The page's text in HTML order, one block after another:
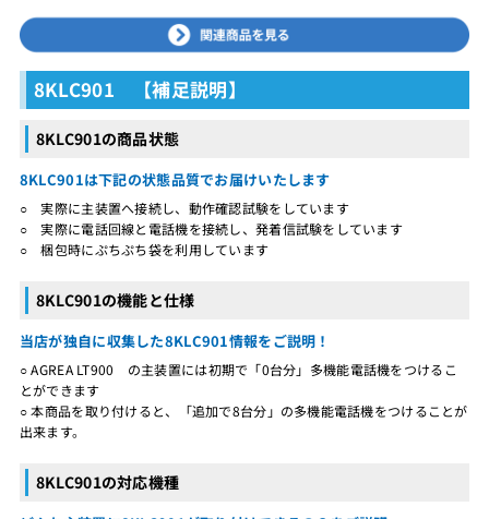
8KLC901 【補足説明】
8KLC901の商品状態
8KLC901は下記の状態品質でお届けいたします
○ 実際に主装置へ接続し、動作確認試験をしています
○ 実際に電話回線と電話機を接続し、発着信試験をしています
○ 梱包時にぷちぷち袋を利用しています
8KLC901の機能と仕様
当店が独自に収集した8KLC901情報をご説明！
○ AGREA LT900 の主装置には初期で「0台分」多機能電話機をつけるこ
とができます
○ 本商品を取り付けると、「追加で8台分」の多機能電話機をつけることが
出来ます。
8KLC901の対応機種